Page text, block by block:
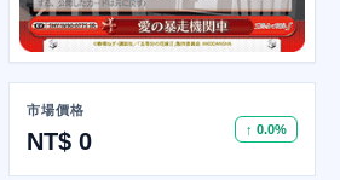
市場價格
NT$ 0 ↑ 0.0%